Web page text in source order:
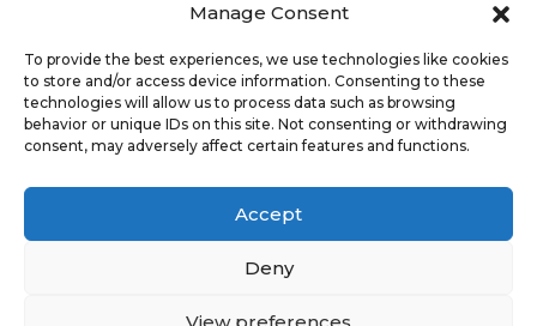
Manage Consent
To provide the best experiences, we use technologies like cookies
to store and/or access device information. Consenting to these
technologies will allow us to process data such as browsing
behavior or unique IDs on this site. Not consenting or withdrawing
consent, may adversely affect certain features and functions.
Accept
Deny
View preferences
kontakt@wirfahren.de
RECHTLICHES
Impressum
Datenschutzerklärung